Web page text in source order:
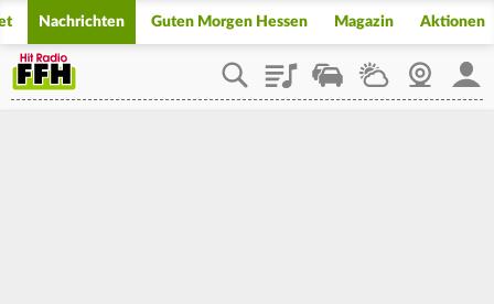
Nachrichten Guten Morgen Hessen Magazin Aktionen
PlaylistStaupilotWetterWebcam